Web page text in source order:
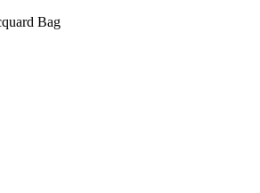
Bag